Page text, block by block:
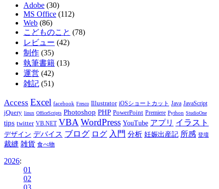
Adobe (30)
MS Office (112)
Web (86)
こどものこと (78)
レビュー (42)
制作 (35)
執筆書籍 (13)
運営 (42)
雑記 (51)
Access Excel facebook Fresco Illustrator iOSショートカット Java JavaScript
jQuery linux OfficeScripts Photoshop PHP PowerPoint Premiere Python StudioOne
tips twitter VB.NET VBA WordPress YouTube アプリ イラスト
デザイン デバイス ブログ ログ 入門 分析 妊娠出産記 所感 登壇
裁縫 雑貨 食べ物
2026:
01
02
03